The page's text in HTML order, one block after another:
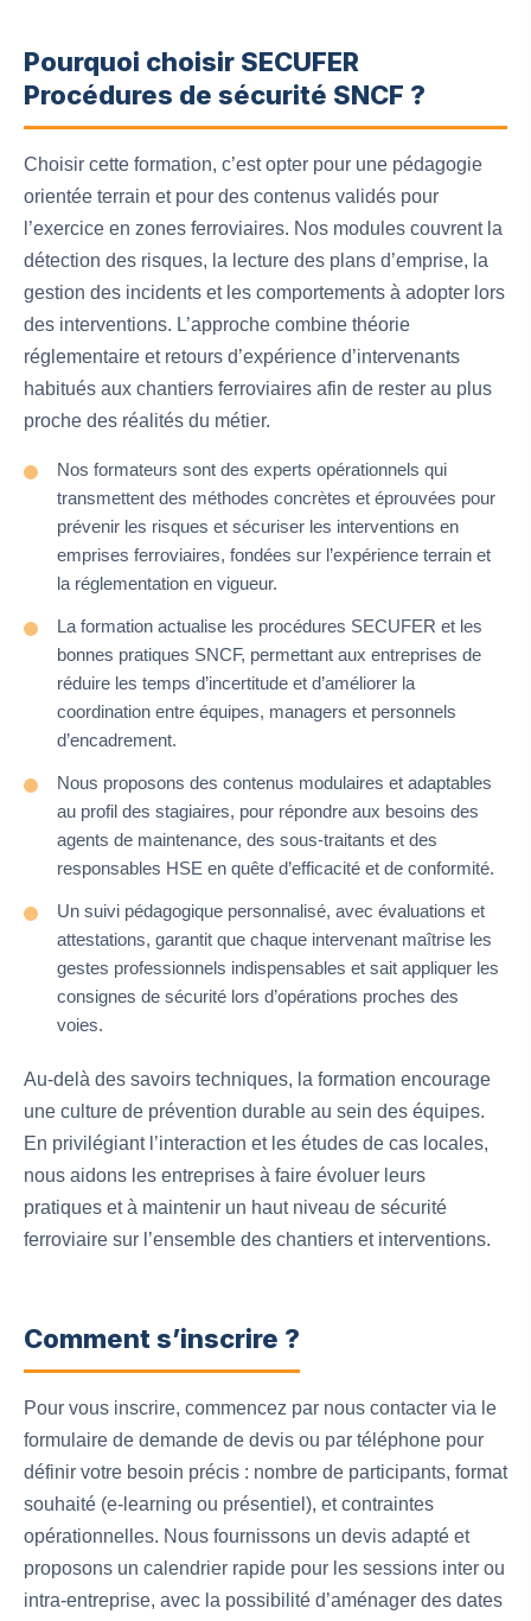
Pourquoi choisir SECUFER
Procédures de sécurité SNCF ?
Choisir cette formation, c’est opter pour une pédagogie
orientée terrain et pour des contenus validés pour
l’exercice en zones ferroviaires. Nos modules couvrent la
détection des risques, la lecture des plans d’emprise, la
gestion des incidents et les comportements à adopter lors
des interventions. L’approche combine théorie
réglementaire et retours d’expérience d’intervenants
habitués aux chantiers ferroviaires afin de rester au plus
proche des réalités du métier.
Nos formateurs sont des experts opérationnels qui
transmettent des méthodes concrètes et éprouvées pour
prévenir les risques et sécuriser les interventions en
emprises ferroviaires, fondées sur l’expérience terrain et
la réglementation en vigueur.
La formation actualise les procédures SECUFER et les
bonnes pratiques SNCF, permettant aux entreprises de
réduire les temps d’incertitude et d’améliorer la
coordination entre équipes, managers et personnels
d’encadrement.
Nous proposons des contenus modulaires et adaptables
au profil des stagiaires, pour répondre aux besoins des
agents de maintenance, des sous-traitants et des
responsables HSE en quête d’efficacité et de conformité.
Un suivi pédagogique personnalisé, avec évaluations et
attestations, garantit que chaque intervenant maîtrise les
gestes professionnels indispensables et sait appliquer les
consignes de sécurité lors d’opérations proches des
voies.
Au-delà des savoirs techniques, la formation encourage
une culture de prévention durable au sein des équipes.
En privilégiant l’interaction et les études de cas locales,
nous aidons les entreprises à faire évoluer leurs
pratiques et à maintenir un haut niveau de sécurité
ferroviaire sur l’ensemble des chantiers et interventions.
Comment s’inscrire ?
Pour vous inscrire, commencez par nous contacter via le
formulaire de demande de devis ou par téléphone pour
définir votre besoin précis : nombre de participants, format
souhaité (e-learning ou présentiel), et contraintes
opérationnelles. Nous fournissons un devis adapté et
proposons un calendrier rapide pour les sessions inter ou
intra-entreprise, avec la possibilité d’aménager des dates